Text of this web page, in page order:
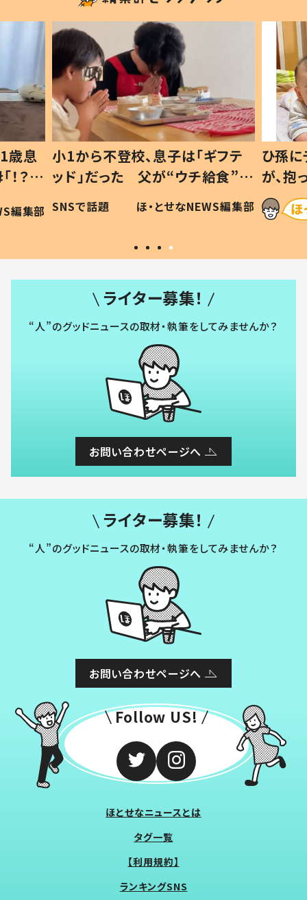
歳息
？」
編集部
小1から不登校、息子は「ギフテ
ッド」だった 父が“ウチ給食”を
作り続ける理由とは #令和の親
#令和の子
SNSで話題 ほ・とせなNEWS編集部
ひ孫
が、
「涙が
い」
ライター募集！
“人”のグッドニュースの取材・執筆をしてみませんか？
お問い合わせページへ
ライター募集！
“人”のグッドニュースの取材・執筆をしてみませんか？
お問い合わせページへ
Follow US!
ほとせなニュースとは
タグ一覧
【利用規約】
ランキングSNS